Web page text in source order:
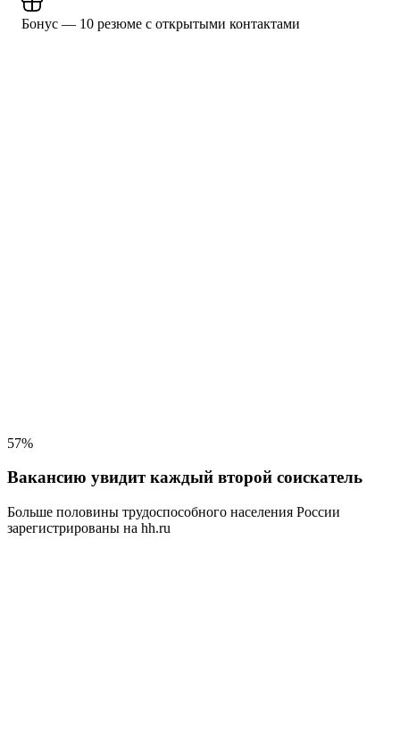
Бонус — 10 резюме с открытыми контактами
57%
Вакансию увидит каждый второй соискатель
Больше половины трудоспособного населения России
зарегистрированы на hh.ru